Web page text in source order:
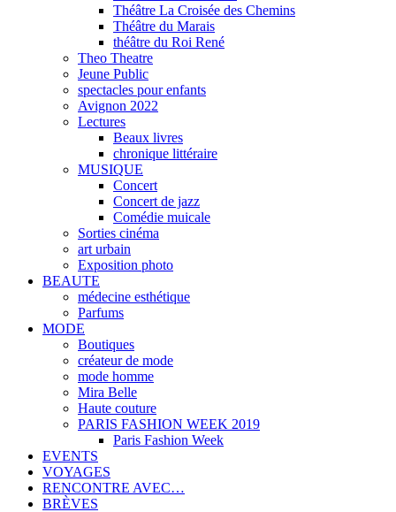
Théâtre La Croisée des Chemins
Théâtre du Marais
théâtre du Roi René
Theo Theatre
Jeune Public
spectacles pour enfants
Avignon 2022
Lectures
Beaux livres
chronique littéraire
MUSIQUE
Concert
Concert de jazz
Comédie muicale
Sorties cinéma
art urbain
Exposition photo
BEAUTE
médecine esthétique
Parfums
MODE
Boutiques
créateur de mode
mode homme
Mira Belle
Haute couture
PARIS FASHION WEEK 2019
Paris Fashion Week
EVENTS
VOYAGES
RENCONTRE AVEC…
BRÈVES